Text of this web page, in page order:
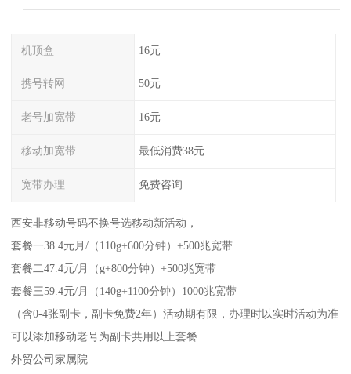
机顶盒 16元
携号转网 50元
老号加宽带 16元
移动加宽带 最低消费38元
宽带办理 免费咨询
西安非移动号码不换号选移动新活动，
套餐一38.4元月/（110g+600分钟）+500兆宽带
套餐二47.4元/月（g+800分钟）+500兆宽带
套餐三59.4元/月（140g+1100分钟）1000兆宽带
（含0-4张副卡，副卡免费2年）活动期有限，办理时以实时活动为准
可以添加移动老号为副卡共用以上套餐
外贸公司家属院